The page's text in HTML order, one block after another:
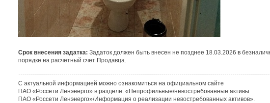
Срок внесения задатка: Задаток должен быть внесен не позднее 18.03.2026 в
порядке на расчетный счет Продавца.
С актуальной информацией можно ознакомиться на официальном сайте
ПАО «Россети Ленэнерго» в разделе: «Непрофильные/невостребованные активы
ПАО «Россети Ленэнерго»/Информация о реализации невостребованных активов».